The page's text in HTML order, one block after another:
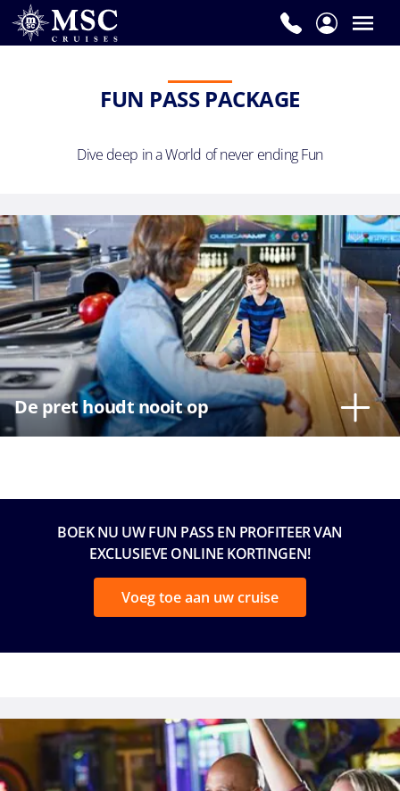
FUN PASS PACKAGE
Dive deep in a World of never ending Fun
De pret houdt nooit op
BOEK NU UW FUN PASS EN PROFITEER VAN
EXCLUSIEVE ONLINE KORTINGEN!
Voeg toe aan uw cruise